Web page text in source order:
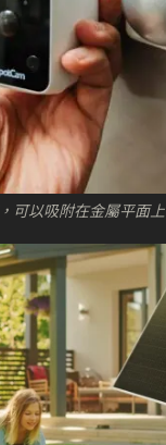
可以吸附在金屬平面上